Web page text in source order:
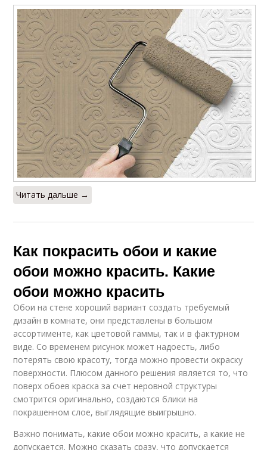
Читать дальше →
Как покрасить обои и какие
обои можно красить. Какие
обои можно красить
Обои на стене хороший вариант создать требуемый
дизайн в комнате, они представлены в большом
ассортименте, как цветовой гаммы, так и в фактурном
виде. Со временем рисунок может надоесть, либо
потерять свою красоту, тогда можно провести окраску
поверхности. Плюсом данного решения является то, что
поверх обоев краска за счет неровной структуры
смотрится оригинально, создаются блики на
покрашенном слое, выглядящие выигрышно.
Важно понимать, какие обои можно красить, а какие не
допускается. Можно сказать сразу, что допускается